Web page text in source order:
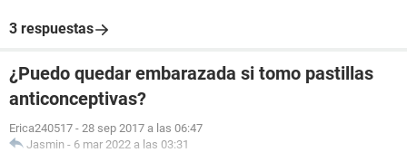
3 respuestas
¿Puedo quedar embarazada si tomo pastillas
anticonceptivas?
Erica240517 - 28 sep 2017 a las 06:47
Jasmin - 6 mar 2022 a las 03:31